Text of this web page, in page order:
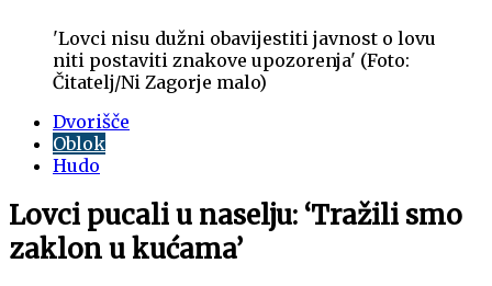
'Lovci nisu dužni obavijestiti javnost o lovu
niti postaviti znakove upozorenja' (Foto:
Čitatelj/Ni Zagorje malo)
Dvorišče
Oblok
Hudo
Lovci pucali u naselju: ‘Tražili smo
zaklon u kućama’